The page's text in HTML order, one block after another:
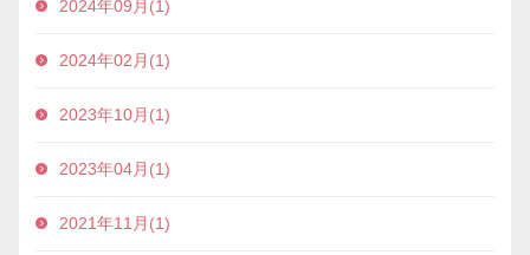
2024年09月(1)
2024年02月(1)
2023年10月(1)
2023年04月(1)
2021年11月(1)